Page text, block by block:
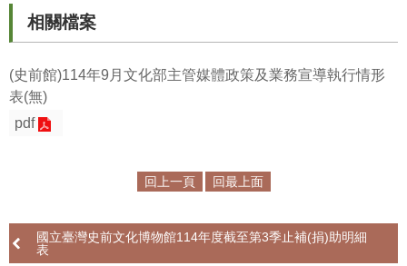
息
參
觀
展
覽
索
相關檔案
(史前館)114年9月文化部主管媒體政策及業務宣導執行情形
表(無)
pdf
回上一頁 回最上面
國立臺灣史前文化博物館114年度截至第3季止補(捐)助明細
表